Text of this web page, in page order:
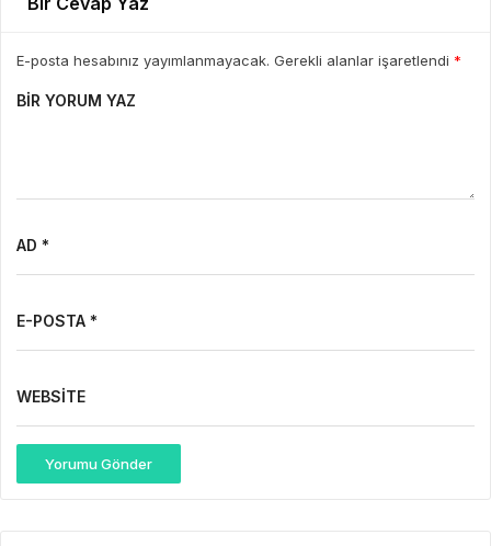
E-posta hesabınız yayımlanmayacak. Gerekli alanlar işaretlendi *
BIR YORUM YAZ
AD *
E-POSTA *
WEBSITE
Yorumu Gönder